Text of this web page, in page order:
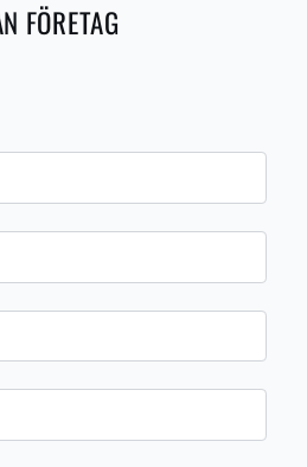
FÖRETAG